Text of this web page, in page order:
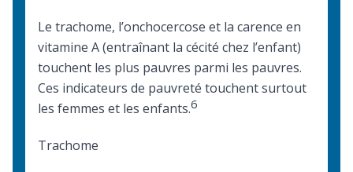
Le trachome, l’onchocercose et la carence en
vitamine A(entraînant la cécité chez l’enfant)
touchent les plus pauvres parmi les pauvres.
Ces indicateurs de pauvreté touchent surtout
les femmes et les enfants.6
Trachome